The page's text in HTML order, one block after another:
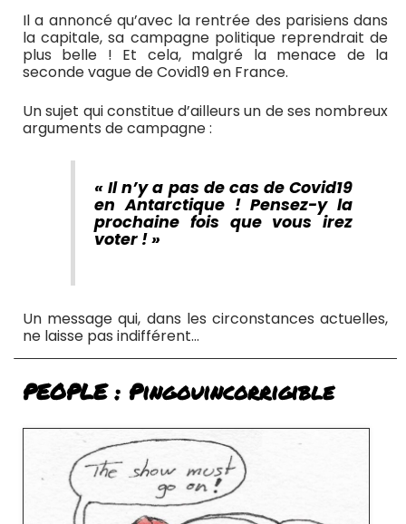
Il a annoncé qu’avec la rentrée des parisiens dans
la capitale, sa campagne politique reprendrait de
plus belle ! Et cela, malgré la menace de la
seconde vague de Covid19 en France.
Un sujet qui constitue d’ailleurs un de ses nombreux
arguments de campagne :
« Il n’y a pas de cas de Covid19
en Antarctique ! Pensez-y la
prochaine fois que vous irez
voter ! »
Un message qui, dans les circonstances actuelles,
ne laisse pas indifférent…
PEOPLE : Pingouincorrigible